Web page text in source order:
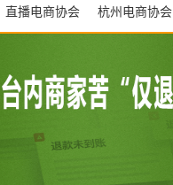
杭州电商协会
直播电商协会